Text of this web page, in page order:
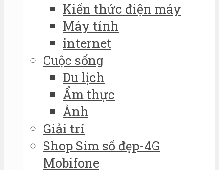
Kiến thức điện máy
Máy tính
internet
Cuộc sống
Du lịch
Ẩm thực
Ảnh
Giải trí
Shop Sim số đẹp-4G
Mobifone